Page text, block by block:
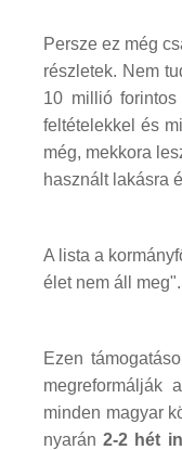
Persze ez még
részletek. Nem
10 millió forintos
feltételekkel és
még, mekkora
használt lakásra
A lista a
élet nem áll meg".
Ezen
megreformálják
minden magyar
nyarán2-2 hét